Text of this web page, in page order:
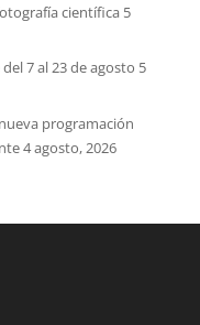
científica 5
7 al 23 de agosto 5
programación
4 agosto, 2026